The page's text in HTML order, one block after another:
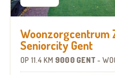
Woonzorgcentrum
Seniorcity Gent
OP 11.4 KM 9000 GENT -